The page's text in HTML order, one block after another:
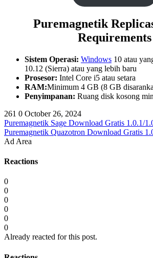
Puremagnetik
Requirements
Sistem Operasi: Windows 10 atau
10.12 (Sierra) atau yang lebih baru
Prosesor: Intel Core i5 atau setara
RAM:Minimum 4 GB (8 GB
Penyimpanan: Ruang disk kosong
261 0 October 26, 2024
Puremagnetik Sage Download Gratis 1.0.1/
Puremagnetik Quazotron Download Gratis
Ad Area
Reactions
0
0
0
0
0
0
Already reacted for this post.